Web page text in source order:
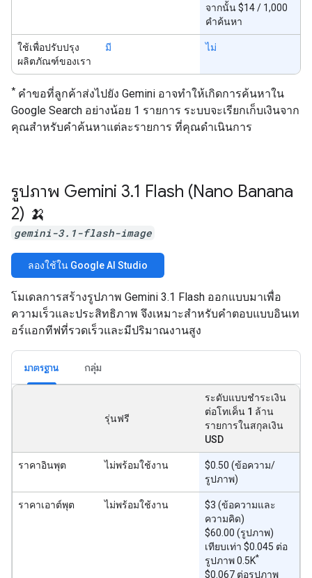
จากนั้น $14 / 1,000
คำค้นหา
ใช้เพื่อปรับปรุง
ผลิตภัณฑ์ของเรา
มี ไม่
* คำขอที่ลูกค้าส่งไปยัง Gemini อาจทำให้เกิดการค้นหาใน
Google Search อย่างน้อย 1 รายการ ระบบจะเรียกเก็บเงินจาก
คุณสำหรับคำค้นหาแต่ละรายการ ที่คุณดำเนินการ
รูปภาพ Gemini 3.1 Flash (Nano Banana
2) 🍌
gemini-3.1-flash-image
ลองใช้ใน Google AI Studio
โมเดลการสร้างรูปภาพ Gemini 3.1 Flash ออกแบบมาเพื่อ
ความเร็วและประสิทธิภาพ จึงเหมาะสำหรับคำตอบแบบอินเท
อร์แอกทีฟที่รวดเร็วและมีปริมาณงานสูง
มาตรฐาน กลุ่ม
รุ่นฟรี
ระดับแบบชำระเงิน
ต่อโทเค็น 1 ล้าน
รายการในสกุลเงิน
USD
ราคาอินพุต ไม่พร้อมใช้งาน
$0.50 (ข้อความ/
รูปภาพ)
ราคาเอาต์พุต ไม่พร้อมใช้งาน
$3 (ข้อความและ
ความคิด)
$60.00 (รูปภาพ)
เทียบเท่า $0.045 ต่อ
รูปภาพ 0.5K*
$0.067 ต่อรูปภาพ